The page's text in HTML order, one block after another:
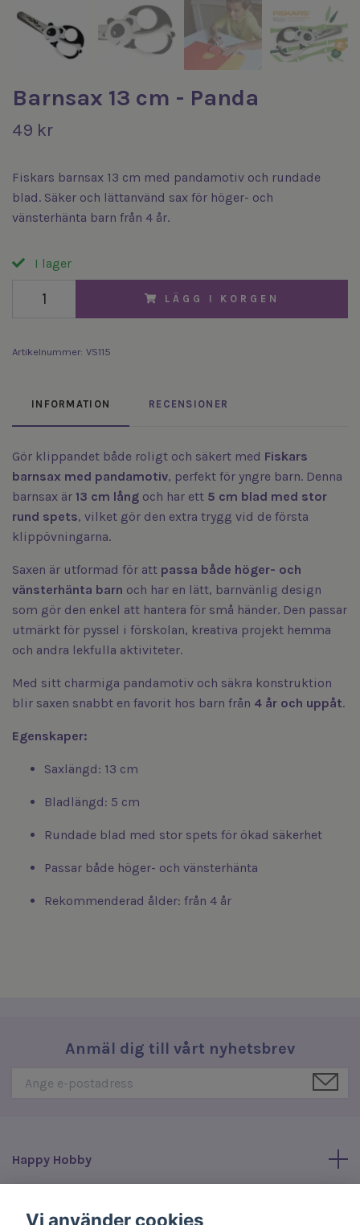
Barnsax 13 cm - Panda
49 kr
Fiskars barnsax 13 cm med pandamotiv och rundade
blad. Säker och lättanvänd sax för höger- och
vänsterhänta barn från 4 år.
I lager
LÄGG I KORGEN
Artikelnummer: VS115
INFORMATION RECENSIONER
Gör klippandet både roligt och säkert med Fiskars
barnsax med pandamotiv, perfekt för yngre barn. Denna
barnsax är 13 cm lång och har ett 5 cm blad med stor
rund spets, vilket gör den extra trygg vid de första
klippövningarna.
Saxen är utformad för att passa både höger- och
vänsterhänta barn och har en lätt, barnvänlig design
som gör den enkel att hantera för små händer. Den passar
utmärkt för pyssel i förskolan, kreativa projekt hemma
och andra lekfulla aktiviteter.
Med sitt charmiga pandamotiv och säkra konstruktion
blir saxen snabbt en favorit hos barn från 4 år och uppåt.
Egenskaper:
Saxlängd: 13 cm
Bladlängd: 5 cm
Rundade blad med stor spets för ökad säkerhet
Passar både höger- och vänsterhänta
Rekommenderad ålder: från 4 år
Anmäl dig till vårt nyhetsbrev
Happy Hobby
Vi använder cookies